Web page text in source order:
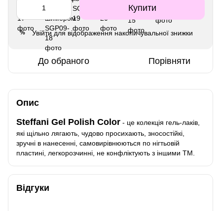
Купити
% Увійтидля відображення накопичувальної знижки
До обраного Порівняти
Опис
Steffani Gel Polish Color - це колекція гель-лаків,
які щільно лягають, чудово просихають, зносостійкі,
зручні в нанесенні, самовирівнюються по нігтьовій
пластині, легкорозчинні, не конфліктують з іншими ТМ.
Відгуки